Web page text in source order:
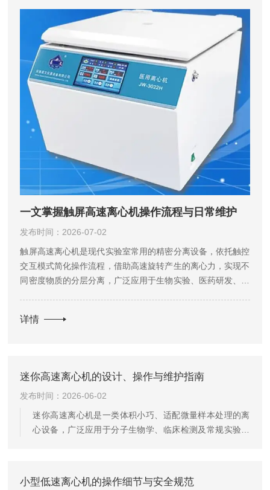
一文掌握触屏高速离心机操作流程与日常维护
发布时间：2026-07-02
触屏高速离心机是现代实验室常用的精密分离设备，依托触控
交互模式简化操作流程，借助高速旋转产生的离心力，实现不
同密度物质的分层分离，广泛应用于生物实验、医药研发、环
可一键完成...
详情
迷你高速离心机的设计、操作与维护指南
发布时间：2026-06-02
迷你高速离心机是一类体积小巧、适配微量样本处理的离
心设备，广泛应用于分子生物学、临床检测及常规实验室
理的常用设备。从核心设计来看，迷你高速离心机的结构
小型低速离心机的操作细节与安全规范